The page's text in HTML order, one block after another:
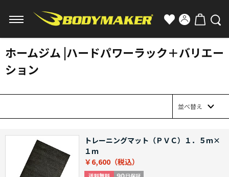
ホームジム |ハードパワーラック＋バリエー
ション
並べ替え
トレーニングマット（ＰＶＣ）１．５ｍ×
１ｍ
￥6,600